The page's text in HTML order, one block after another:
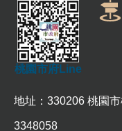
網
站
安
全
策
桃園市府Line
地址：330206 桃園
3348058